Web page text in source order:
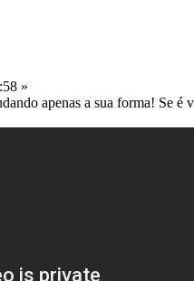
»
apenas a sua forma! Se